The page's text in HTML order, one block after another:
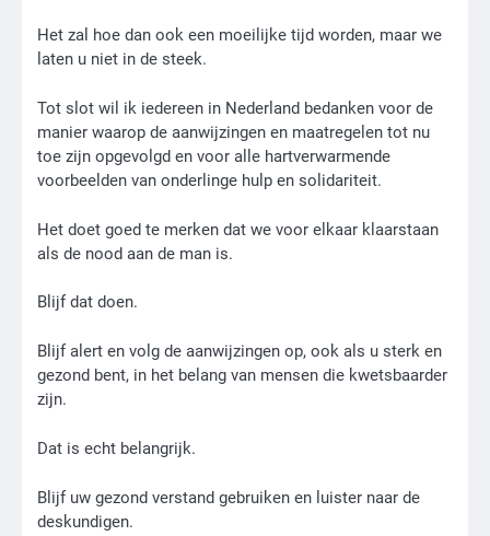
Het zal hoe dan ook een moeilijke tijd worden, maar we
laten u niet in de steek.
Tot slot wil ik iedereen in Nederland bedanken voor de
manier waarop de aanwijzingen en maatregelen tot nu
toe zijn opgevolgd en voor alle hartverwarmende
voorbeelden van onderlinge hulp en solidariteit.
Het doet goed te merken dat we voor elkaar klaarstaan
als de nood aan de man is.
Blijf dat doen.
Blijf alert en volg de aanwijzingen op, ook als u sterk en
gezond bent, in het belang van mensen die kwetsbaarder
zijn.
Dat is echt belangrijk.
Blijf uw gezond verstand gebruiken en luister naar de
deskundigen.